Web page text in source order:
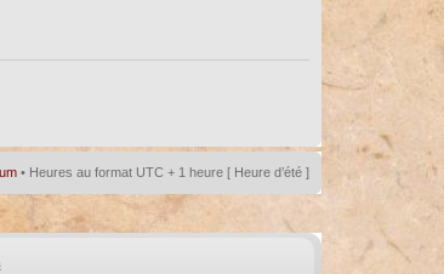
• Heures au format UTC + 1 heure [ Heure d’été ]